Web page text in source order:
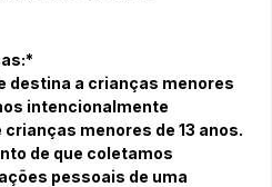
destina a crianças menores
intencionalmente
menores de 13 anos.
de que coletamos
pessoais de uma